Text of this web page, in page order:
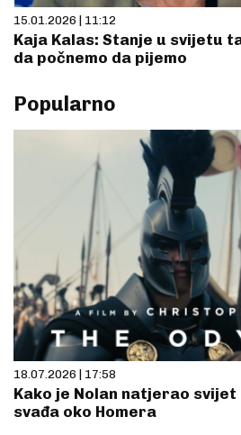
15.01.2026 | 11:12
Kaja Kalas: Stanje u svijetu
da počnemo da pijemo
Popularno
18.07.2026 | 17:58
Kako je Nolan natjerao svijet
svađa oko Homera